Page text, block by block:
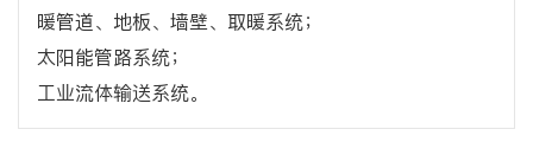
暖管道、地板、墙壁、取暖系统；
太阳能管路系统；
工业流体输送系统。